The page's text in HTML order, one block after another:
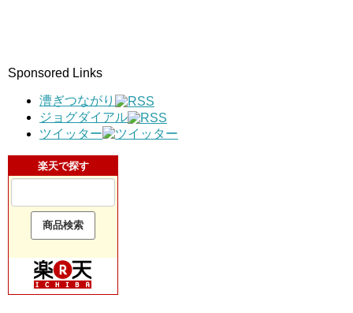
Sponsored Links
漕ぎつながり
ジョグダイアル
ツイッター
楽天で探す